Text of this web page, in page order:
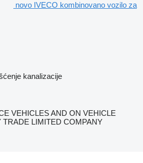
novo IVECO kombinovano vozilo za
kanalizacije
VEHICLES AND ON VEHICLE
LIMITED COMPANY